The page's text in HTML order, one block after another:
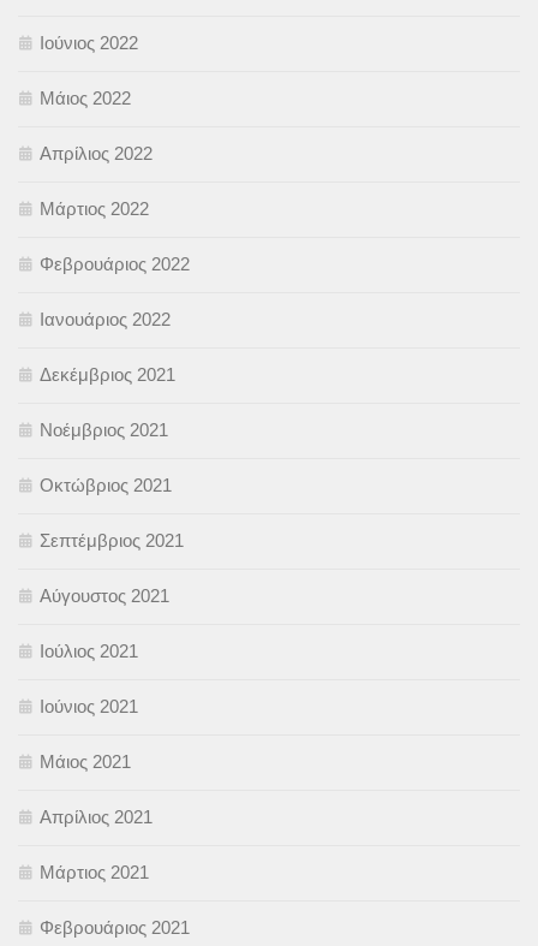
Ιούνιος 2022
Μάιος 2022
Απρίλιος 2022
Μάρτιος 2022
Φεβρουάριος 2022
Ιανουάριος 2022
Δεκέμβριος 2021
Νοέμβριος 2021
Οκτώβριος 2021
Σεπτέμβριος 2021
Αύγουστος 2021
Ιούλιος 2021
Ιούνιος 2021
Μάιος 2021
Απρίλιος 2021
Μάρτιος 2021
Φεβρουάριος 2021